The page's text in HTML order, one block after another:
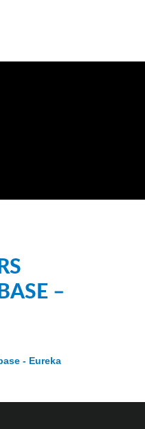
–
- Eureka